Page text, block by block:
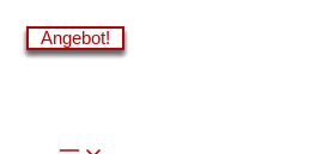
Zum
Inhalt
Angebot!
Angebot!
Angebot!
Angebot!
Angebot!
Angebot!